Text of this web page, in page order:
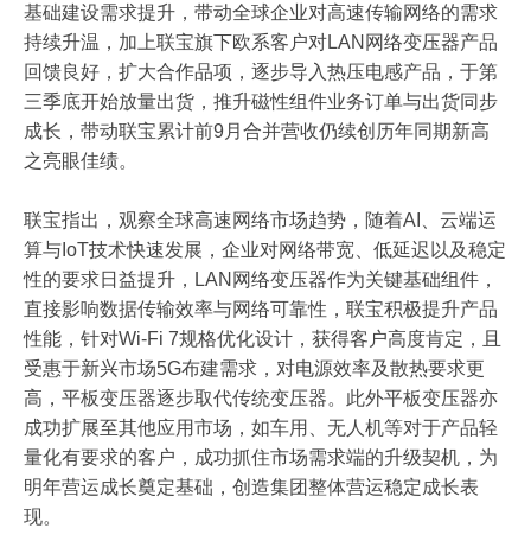
基础建设需求提升，带动全球企业对高速传输网络的需求
持续升温，加上联宝旗下欧系客户对LAN网络变压器产品
回馈良好，扩大合作品项，逐步导入热压电感产品，于第
三季底开始放量出货，推升磁性组件业务订单与出货同步
成长，带动联宝累计前9月合并营收仍续创历年同期新高
之亮眼佳绩。
联宝指出，观察全球高速网络市场趋势，随着AI、云端运
算与IoT技术快速发展，企业对网络带宽、低延迟以及稳定
性的要求日益提升，LAN网络变压器作为关键基础组件，
直接影响数据传输效率与网络可靠性，联宝积极提升产品
性能，针对Wi-Fi 7规格优化设计，获得客户高度肯定，且
受惠于新兴市场5G布建需求，对电源效率及散热要求更
高，平板变压器逐步取代传统变压器。此外平板变压器亦
成功扩展至其他应用市场，如车用、无人机等对于产品轻
量化有要求的客户，成功抓住市场需求端的升级契机，为
明年营运成长奠定基础，创造集团整体营运稳定成长表
现。